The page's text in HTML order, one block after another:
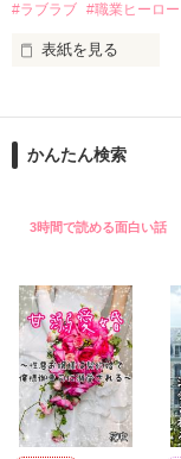
鳴海哲平 (なるみて
2026.6.5～2026.7.25
＊以前、公開して
#ラブラブ #職業ヒーロー
表紙を見る
ションの企画戦略
めた、同期で恋人
守と由羅から『便
た上、同居まで提
鷹哉『宜しくな、
雛子『俺の……ひぃ
シゴデキで冷徹な
て……🐥💓🦅
かんたん検索
3時間で読める面白い話